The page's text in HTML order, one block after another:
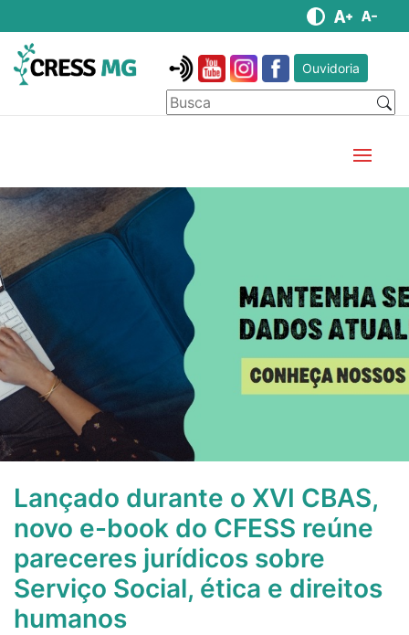
Ouvidoria
Lançado durante o XVI CBAS,
novo e-book do CFESS reúne
pareceres jurídicos sobre
Serviço Social, ética e direitos
humanos